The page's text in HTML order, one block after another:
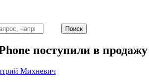
поступили в
Михневич